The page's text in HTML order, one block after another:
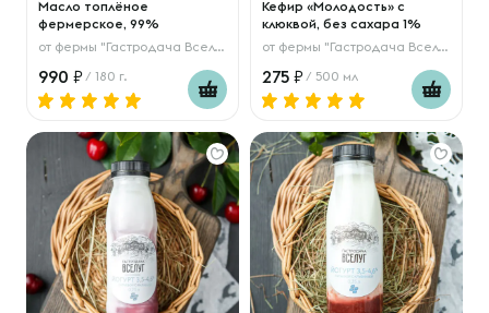
Масло топлёное
фермерское, 99%
от фермы "Гастродача Вселуг"
990 / 180 г.
Кефир «Молодость» с
клюквой, без сахара 1%
от фермы "Гастродача Вселуг"
275 / 500 мл